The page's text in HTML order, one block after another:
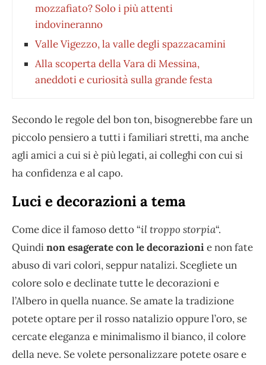
mozzafiato? Solo i più attenti
indovineranno
Valle Vigezzo, la valle degli spazzacamini
Alla scoperta della Vara di Messina,
aneddoti e curiosità sulla grande festa
Secondo le regole del bon ton, bisognerebbe fare un
piccolo pensiero a tutti i familiari stretti, ma anche
agli amici a cui si è più legati, ai colleghi con cui si
ha confidenza e al capo.
Luci e decorazioni a tema
Come dice il famoso detto “il troppo storpia“.
Quindinon esagerate con le decorazionie non fate
abuso di vari colori, seppur natalizi. Scegliete un
colore solo e declinate tutte le decorazioni e
l’Albero in quella nuance. Se amate la tradizione
potete optare per il rosso natalizio oppure l’oro, se
cercate eleganza e minimalismo il bianco, il colore
della neve. Se volete personalizzare potete osare e